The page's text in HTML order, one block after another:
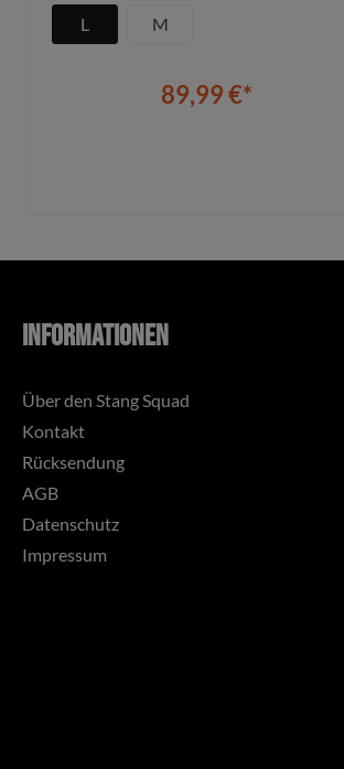
L
M
89,99 €*
Informationen
Über den Stang Squad
Kontakt
Rücksendung
AGB
Datenschutz
Impressum